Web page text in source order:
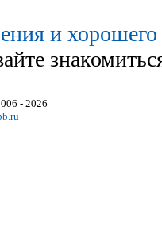
и хорошего
- 2026